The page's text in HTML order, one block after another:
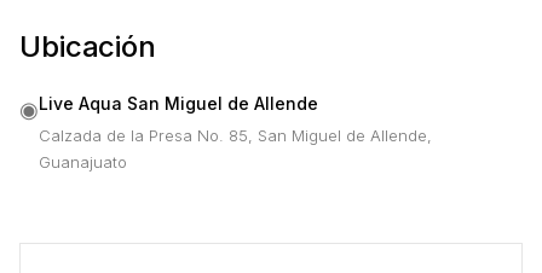
Ubicación
◉Live Aqua San Miguel de Allende
Calzada de la Presa No. 85, San Miguel de Allende,
Guanajuato